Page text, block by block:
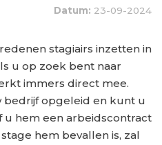
Datum: 23-09-2024
stagiairs inzetten in
u op zoek bent naar
immers direct mee.
bedrijf opgeleid en kunt u
hem een arbeidscontract
hem bevallen is, zal